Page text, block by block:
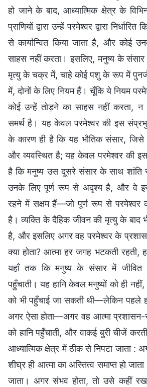
हो जाने के बाद, आध्यात्मिक क्षेत्र के
प्राणियों द्वारा उन्हें परमेश्वर द्वारा
से कार्यान्वित किया जाता है, और कोई
साहस नहीं करता। इसलिए, मनुष्य के
मृत्यु के चक्र में, चाहे कोई पशु के रूप में
में, दोनों के लिए नियम हैं। चूँकि ये नियम
कोई उन्हें तोड़ने का साहस नहीं करता, न
समर्थ है। यह केवल परमेश्वर की इस
के कारण ही है कि यह भौतिक संसार, जिसे
और व्यवस्थित है; यह केवल परमेश्वर की
है कि मनुष्य उस दूसरे संसार के साथ शांति
उनके लिए पूर्ण रूप से अदृश्य है, और वे
रहने में सक्षम हैं—जो पूर्ण रूप से परमेश्वर
है। व्यक्ति के दैहिक जीवन की मृत्यु के बाद
है, और इसलिए अगर वह परमेश्वर के
क्या होता? आत्मा हर जगह भटकती
यहाँ तक कि मनुष्य के संसार में जीवित
पहुँचाती। यह हानि केवल मनुष्यों को ही
को भी पहुँचाई जा सकती थी—लेकिन पहले
अगर ऐसा होता—अगर वह आत्मा प्रशासन-
को हानि पहुँचाती, और वाकई बुरी चीजें
आध्यात्मिक क्षेत्र में ठीक से निपटा जाता :
शीघ्र ही आत्मा का अस्तित्व समाप्त हो
जाता। अगर संभव होता, तो उसे कहीं